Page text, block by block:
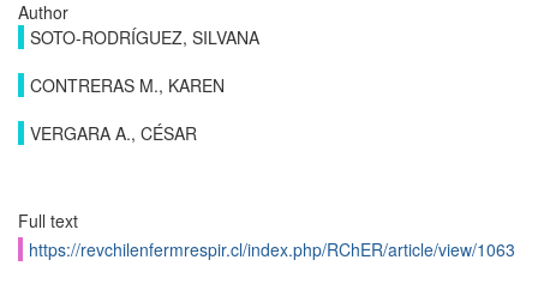
Author
SOTO-RODRÍGUEZ, SILVANA
CONTRERAS M., KAREN
VERGARA A., CÉSAR
Full text
https://revchilenfermrespir.cl/index.php/RChER/article/view/1063